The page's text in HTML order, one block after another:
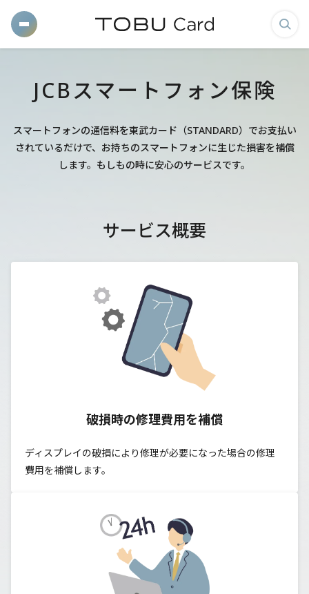
メ
ニ
開
く
検
索
表
示
JCBスマートフォン保険
スマートフォンの通信料を東武カード（STANDARD）でお支払い
されているだけで、 お持ちのスマートフォンに生じた損害を補償
します。もしもの時に安心のサービスです。
サービス概要
破損時の修理費用を補償
ディスプレイの破損により修理が必要になった場合の修理
費用を補償します。